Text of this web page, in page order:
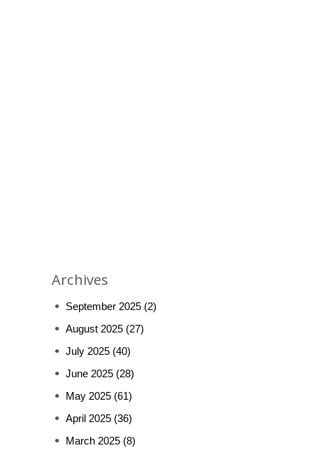
Archives
September 2025 (2)
August 2025 (27)
July 2025 (40)
June 2025 (28)
May 2025 (61)
April 2025 (36)
March 2025 (8)